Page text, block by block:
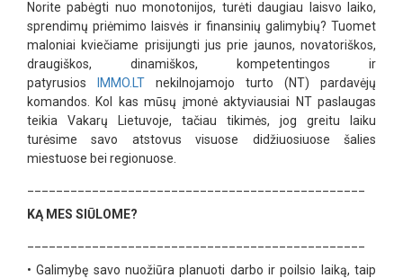
Norite pabėgti nuo monotonijos, turėti daugiau laisvo laiko,
sprendimų priėmimo laisvės ir finansinių galimybių? Tuomet
maloniai kviečiame prisijungti jus prie jaunos, novatoriškos,
draugiškos, dinamiškos, kompetentingos ir
patyrusios
IMMO.LT nekilnojamojo turto (NT) pardavėjų
komandos. Kol kas mūsų įmonė aktyviausiai NT paslaugas
teikia Vakarų Lietuvoje, tačiau tikimės, jog greitu laiku
turėsime savo atstovus visuose didžiuosiuose šalies
miestuose bei regionuose.
KĄ MES SIŪLOME?
• Galimybę savo nuožiūra planuoti darbo ir poilsio laiką, taip